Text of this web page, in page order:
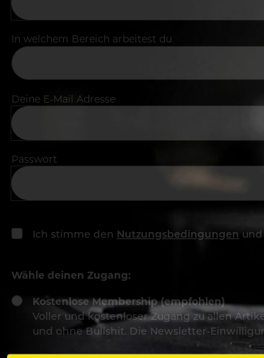
In welchem Bereich arbeitest du
Deine E-Mail Adresse
Passwort
Ich stimme den Nutzungsbedingungen und
Wähle deinen Zugang:
Kostenlose Membership (empfohlen)
Voller und kostenloser Zugang zu allen
und ohne Bullshit. Die Newsletter-